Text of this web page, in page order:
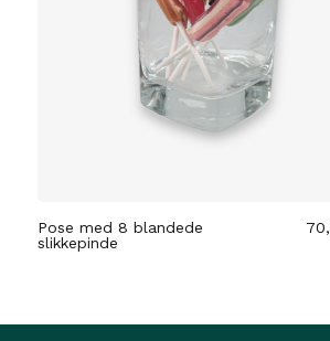
Pose med 8 blandede
slikkepinde